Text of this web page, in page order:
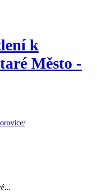
k
Město -